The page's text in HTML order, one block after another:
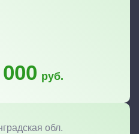
руб.
обл.